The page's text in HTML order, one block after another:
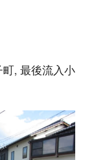
, 最後流入小